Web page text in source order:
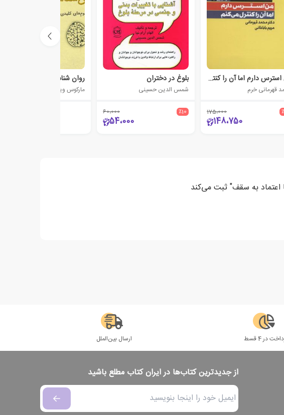
من استرس دارم اما آن را کنترل می کنم
قهرمانی خرم
175،000
148،750
بلوغ در دختران
شمس الدین حسینی
٪10 60،000
54،000
روان شناسی در چند دقیقه
مارکوس ویکس
اعتماد به سقف" ثبت می‌کند
در 4 قسط ارسال بین‌الملل
از جدیدترین کتاب‌ها در ایران کتاب مطلع باشید